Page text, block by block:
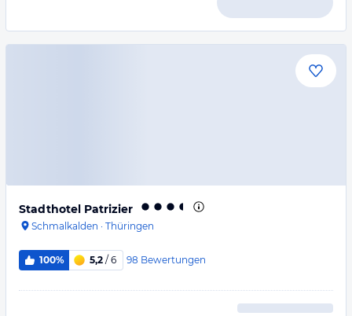
Stadthotel Patrizier
Schmalkalden · Thüringen
100% 5,2 / 6 98 Bewertungen